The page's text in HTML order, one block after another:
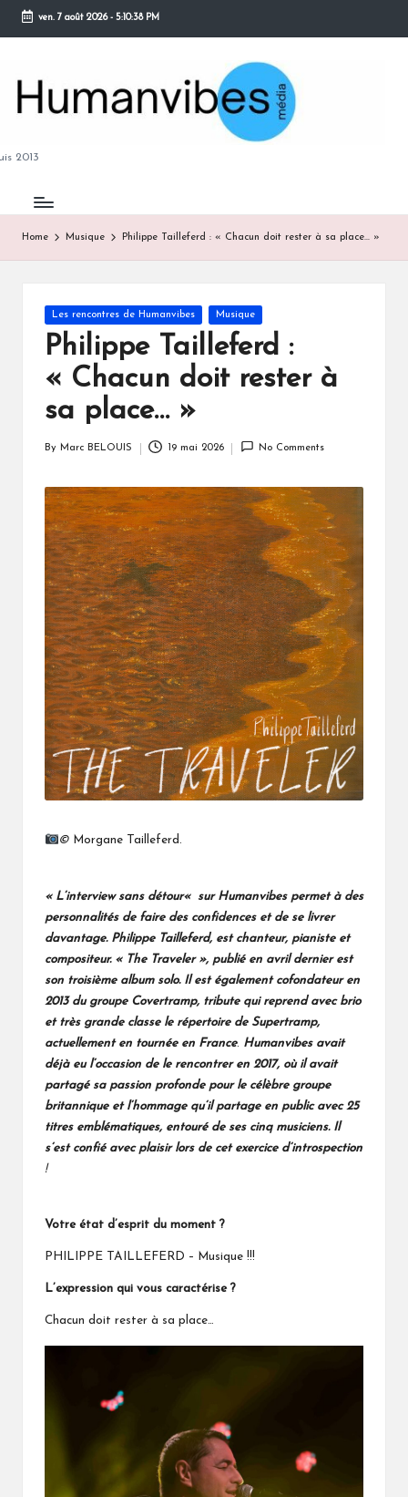
Skip
content
ven. 7 août 2026- 5:10:39 PM
2013
Home Musique Philippe Tailleferd : « Chacun doit rester à sa place… »
Posted
in
Les rencontres de Humanvibes Musique
Philippe Tailleferd :
« Chacun doit rester à
sa place… »
By Marc BELOUIS 19 mai 2026 No Comments
© Morgane Tailleferd.
« L’interview sans détour«
sur Humanvibes permet à des
personnalités de faire des confidences et de se livrer
davantage. Philippe Tailleferd, est chanteur, pianiste et
compositeur. « The Traveler », publié en avril dernier est
son troisième album solo.Il est également cofondateur en
2013 du groupe Covertramp, tribute qui reprend avec brio
et très grande classe le répertoire de Supertramp,
actuellement en tournée en France. Humanvibes avait
déjà eu l’occasion de le rencontrer en 2017, où il avait
partagé sa passion profonde pour le célèbre groupe
britannique et l’hommage qu’il partage en public avec 25
titres emblématiques, entouré de ses cinq musiciens. Il
s’est confié avec plaisir lors de cet exercice d’introspection
!
Votre état d’esprit du moment ?
PHILIPPE TAILLEFERD – Musique !!!
L’expression qui vous caractérise ?
Chacun doit rester à sa place…